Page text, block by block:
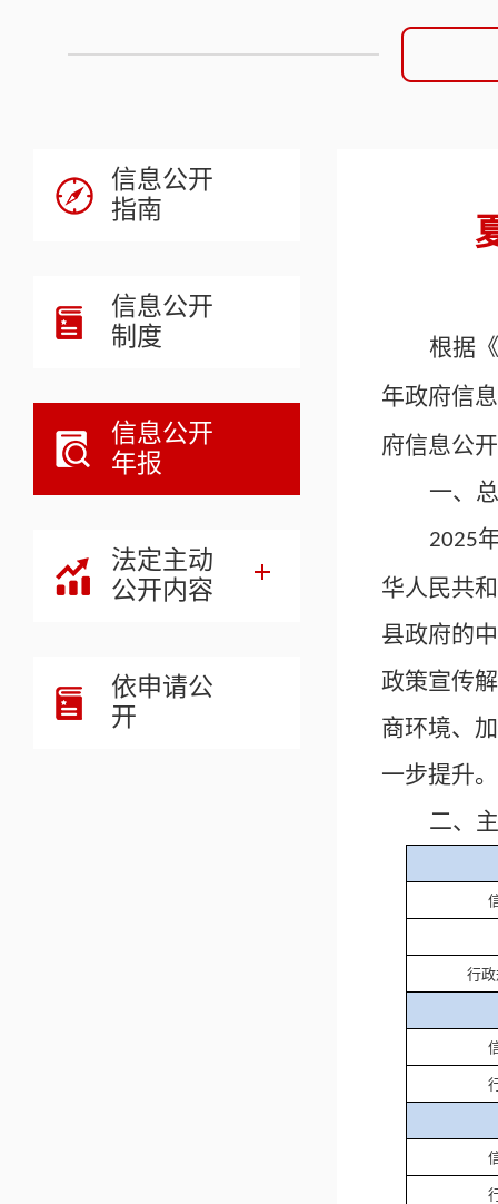
信息公开
指南
信息公开
制度
信息公开
年报
法定主动
公开内容
依申请公
开
根据
年政府信
府信息公
一、
2025
华人民共
县政府的
政策宣传
商环境、
一步提升。
二、
行